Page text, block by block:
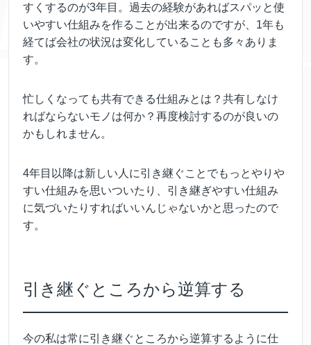
すくするのが3年目。過去の経験があればスパッと使
いやすい仕組みを作ることが出来るのですが、1年も
経てば会社の状況は変化していることも多々ありま
す。
忙しくなっても共有できる仕組みとは？共有しなけ
ればならないモノは何か？再度検討するのが良いの
かもしれません。
4年目以降は新しい人に引き継ぐことでもっとやりや
すい仕組みを思いついたり、引き継ぎやすい仕組み
に気づいたりすればいいんじゃないかと思ったので
す。
引き継ぐところから逆算する
今の私は常に引き継ぐところから逆算するように仕